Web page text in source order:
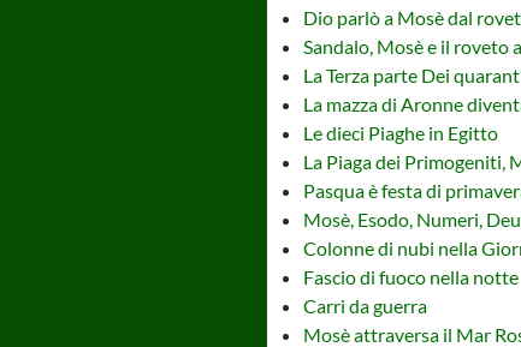
Dio parlò a Mosè dal
Sandalo, Mosè e il roveto
La Terza parte Dei
La mazza di Aronne
Le dieci Piaghe in Egitto
La Piaga dei Primogeniti,
Pasqua è festa di
Mosè, Esodo, Numeri,
Colonne di nubi nella
Fascio di fuoco nella notte
Carri da guerra
Mosè attraversa il Mar